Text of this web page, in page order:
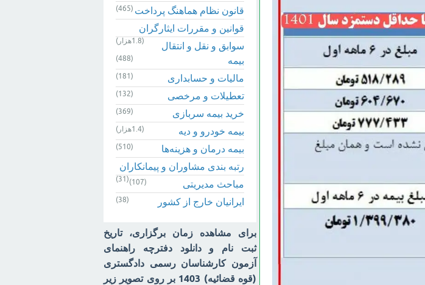
قانون نظام هماهنگ پرداخت (465)
قوانین و مقررات ایثارگران
(1.8هزار)
سوابق و نقل و انتقال
بیمه‌
(488)
مالیات و حسابداری (181)
تعطیلات و مرخصی (132)
خرید بیمه سربازی (369)
بیمه خودرو و دیه (1.4هزار)
بیمه درمان و هزینه‌ها (510)
رتبه بندی مشاوران و پیمانکاران
(31) مباحث مدیریتی (107)
ایرانیان خارج از کشور (38)
برای مشاهده زمان برگزاری، تاریخ
ثبت نام و دانلود دفترچه راهنمای
آزمون کارشناسان رسمی دادگستری
(قوه قضائیه) 1403 بر روی تصویر زیر